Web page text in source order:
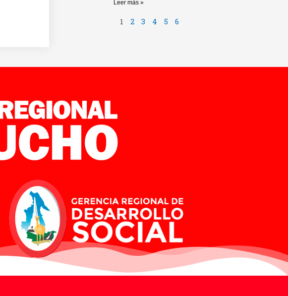
Leer más »
1 2 3 4 5 6